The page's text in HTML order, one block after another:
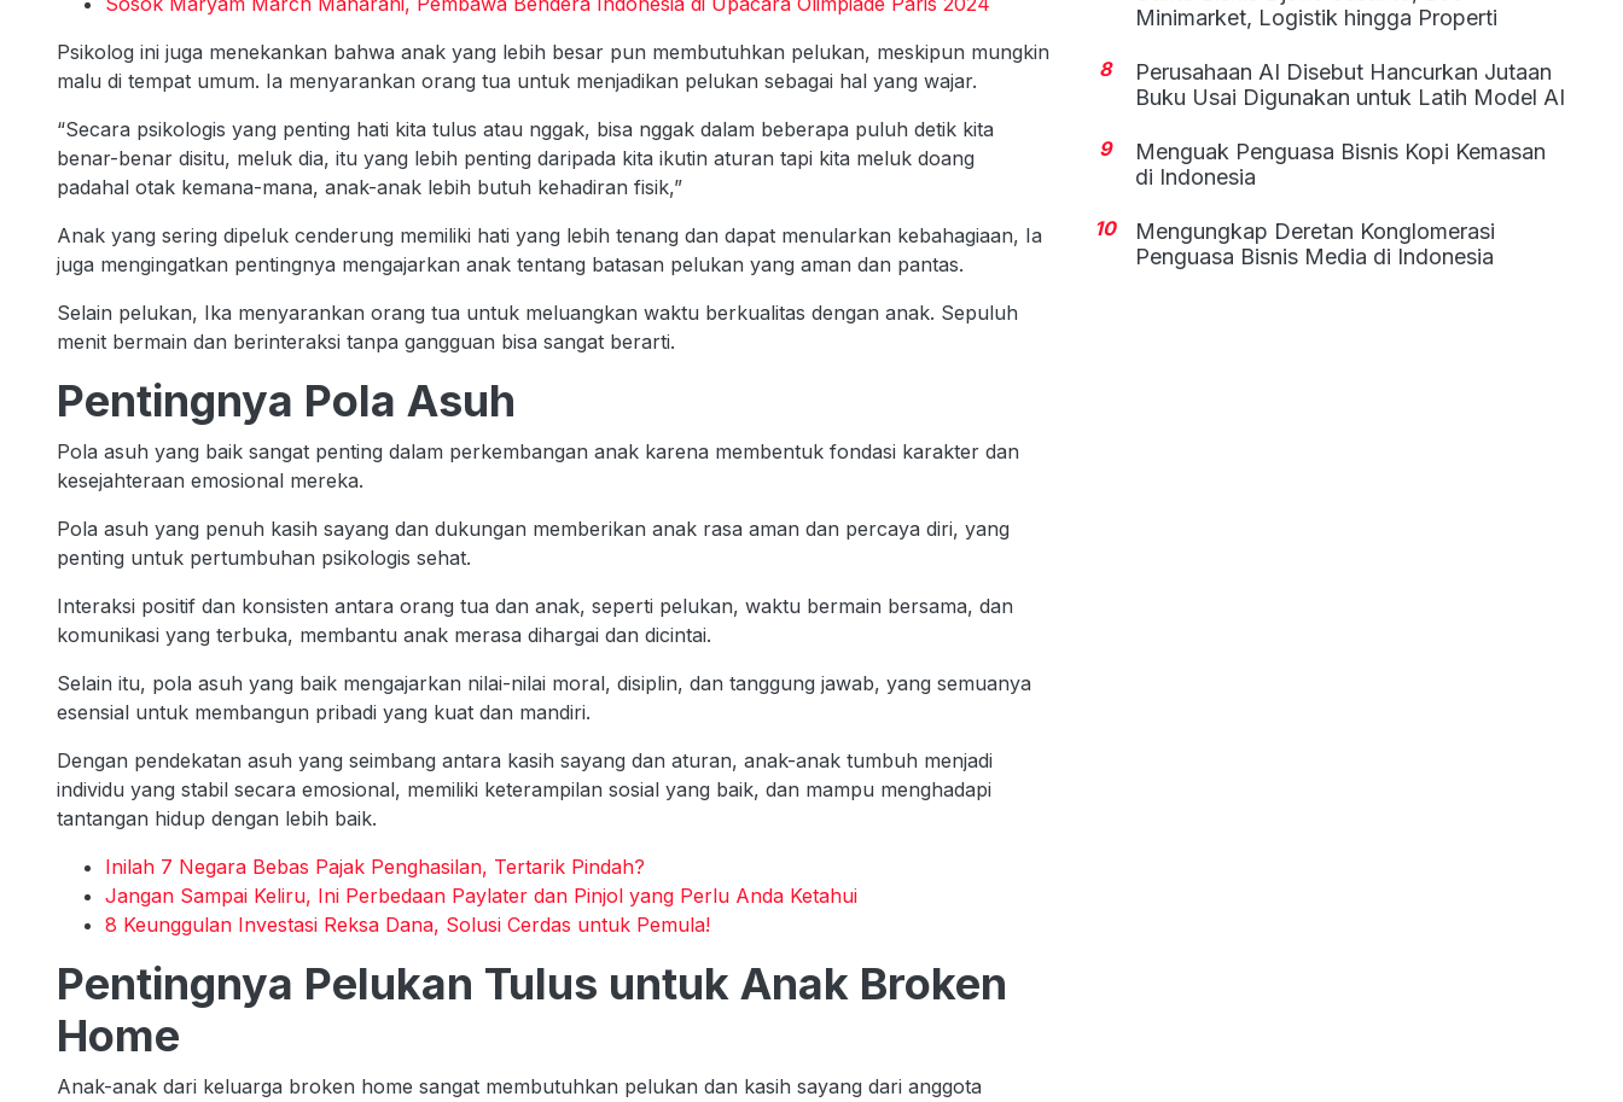
Psikolog ini juga menekankan bahwa anak yang lebih besar pun membutuhkan pelukan, meskipun mungkin
malu di tempat umum. Ia menyarankan orang tua untuk menjadikan pelukan sebagai hal yang wajar.
“Secara psikologis yang penting hati kita tulus atau nggak, bisa nggak dalam beberapa puluh detik kita
benar-benar disitu, meluk dia, itu yang lebih penting daripada kita ikutin aturan tapi kita meluk doang
padahal otak kemana-mana, anak-anak lebih butuh kehadiran fisik,”
Anak yang sering dipeluk cenderung memiliki hati yang lebih tenang dan dapat menularkan kebahagiaan, Ia
juga mengingatkan pentingnya mengajarkan anak tentang batasan pelukan yang aman dan pantas.
Selain pelukan, Ika menyarankan orang tua untuk meluangkan waktu berkualitas dengan anak. Sepuluh
menit bermain dan berinteraksi tanpa gangguan bisa sangat berarti.
Pentingnya Pola Asuh
Pola asuh yang baik sangat penting dalam perkembangan anak karena membentuk fondasi karakter dan
kesejahteraan emosional mereka.
Pola asuh yang penuh kasih sayang dan dukungan memberikan anak rasa aman dan percaya diri, yang
penting untuk pertumbuhan psikologis sehat.
Interaksi positif dan konsisten antara orang tua dan anak, seperti pelukan, waktu bermain bersama, dan
komunikasi yang terbuka, membantu anak merasa dihargai dan dicintai.
Selain itu, pola asuh yang baik mengajarkan nilai-nilai moral, disiplin, dan tanggung jawab, yang semuanya
esensial untuk membangun pribadi yang kuat dan mandiri.
Dengan pendekatan asuh yang seimbang antara kasih sayang dan aturan, anak-anak tumbuh menjadi
individu yang stabil secara emosional, memiliki keterampilan sosial yang baik, dan mampu menghadapi
tantangan hidup dengan lebih baik.
Inilah 7 Negara Bebas Pajak Penghasilan, Tertarik Pindah?
Jangan Sampai Keliru, Ini Perbedaan Paylater dan Pinjol yang Perlu Anda Ketahui
8 Keunggulan Investasi Reksa Dana, Solusi Cerdas untuk Pemula!
Pentingnya Pelukan Tulus untuk Anak Broken
Home
Anak-anak dari keluarga broken home sangat membutuhkan pelukan dan kasih sayang dari anggota
Minimarket, Logistik hingga Properti
8
Perusahaan AI Disebut Hancurkan Jutaan
Buku Usai Digunakan untuk Latih Model AI
9
Menguak Penguasa Bisnis Kopi Kemasan
di Indonesia
10
Mengungkap Deretan Konglomerasi
Penguasa Bisnis Media di Indonesia